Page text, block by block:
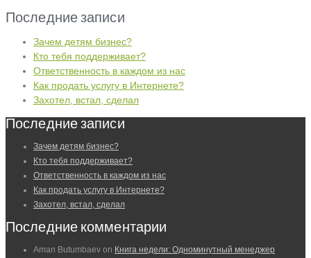
Последние записи
Зачем детям бизнес?
Кто тебя поддерживает?
Ответственность в каждом из нас
Как продать услугу в Интернете?
Захотел, встал, сделал
Последние записи
Зачем детям бизнес?
Кто тебя поддерживает?
Ответственность в каждом из нас
Как продать услугу в Интернете?
Захотел, встал, сделал
Последние комментарии
Aman Butumbaev on Книга недели: Одноминутный менеджер